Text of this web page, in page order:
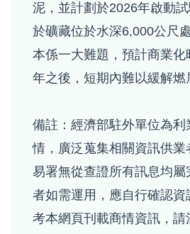
泥，並計劃於2026年啟動
於礦藏位於水深6,000公尺
本係一大難題，預計商業
年之後，短期內難以緩解燃
備註：經濟部駐外單位為
情，廣泛蒐集相關資訊供業
易署無從查證所有訊息均
者如需運用，應自行確認資
考本網頁刊載商情資訊，請